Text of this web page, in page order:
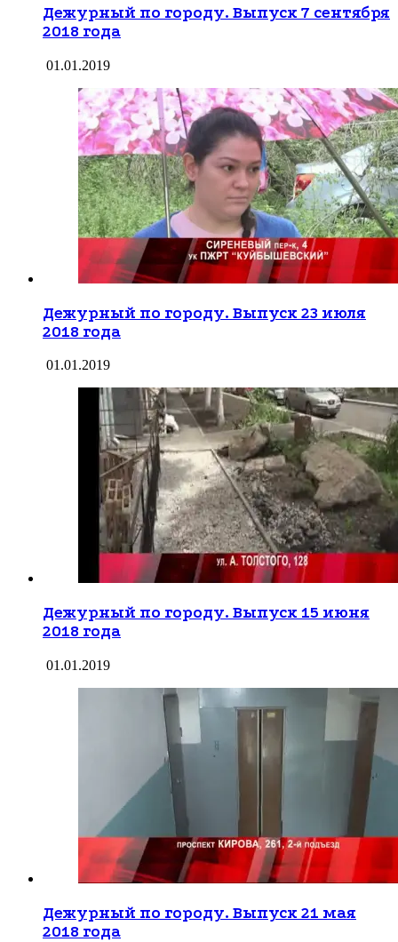
Дежурный по городу. Выпуск 7 сентября
2018 года
01.01.2019
Дежурный по городу. Выпуск 23 июля
2018 года
01.01.2019
Дежурный по городу. Выпуск 15 июня
2018 года
01.01.2019
Дежурный по городу. Выпуск 21 мая
2018 года